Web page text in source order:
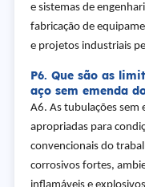
e sistemas de
fabricação de
e projetos industriais
P6. Que são as
aço sem emenda
A6. As tubulações sem
apropriadas para
convencionais do
corrosivos fortes,